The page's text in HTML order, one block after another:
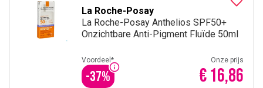
La Roche-Posay
La Roche-Posay Anthelios SPF50+
Onzichtbare Anti-Pigment Fluïde 50ml
Voordeel*
-37%
Onze prijs
€ 16,86